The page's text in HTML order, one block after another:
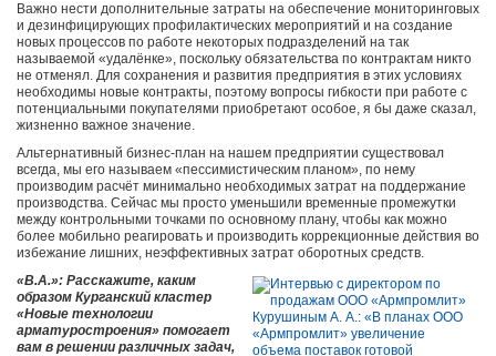
Важно нести дополнительные затраты на обеспечение мониторинговых
и дезинфицирующих профилактических мероприятий и на создание
новых процессов по работе некоторых подразделений на так
называемой «удалёнке», поскольку обязательства по контрактам никто
не отменял. Для сохранения и развития предприятия в этих условиях
необходимы новые контракты, поэтому вопросы гибкости при работе с
потенциальными покупателями приобретают особое, я бы даже сказал,
жизненно важное значение.
Альтернативный бизнес-план на нашем предприятии существовал
всегда, мы его называем «пессимистическим планом», по нему
производим расчёт минимально необходимых затрат на поддержание
производства. Сейчас мы просто уменьшили временные промежутки
между контрольными точками по основному плану, чтобы как можно
более мобильно реагировать и производить коррекционные действия во
избежание лишних, неэффективных затрат оборотных средств.
«В.А.»: Расскажите, каким
образом Курганский кластер
«Новые технологии
арматуростроения» помогает
вам в решении различных задач,